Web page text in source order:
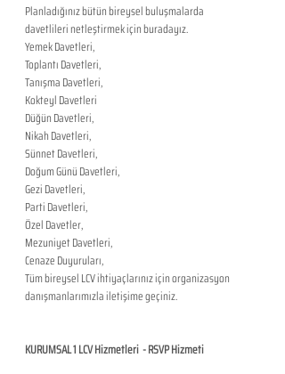
Planladığınız bütün bireysel buluşmalarda
davetlileri netleştirmek için buradayız.
Yemek Davetleri,
Toplantı Davetleri,
Tanışma Davetleri,
Kokteyl Davetleri
Düğün Davetleri,
Nikah Davetleri,
Sünnet Davetleri,
Doğum Günü Davetleri,
Gezi Davetleri,
Parti Davetleri,
Özel Davetler,
Mezuniyet Davetleri,
Cenaze Duyuruları,
Tüm bireysel LCV ihtiyaçlarınız için organizasyon
danışmanlarımızla iletişime geçiniz.
KURUMSAL 1 LCV Hizmetleri  - RSVP Hizmeti